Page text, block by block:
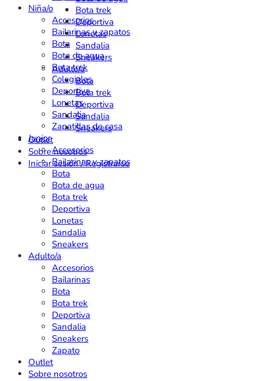
Niña/o
Accesorios
Bailarinas y zapatos
Bota
Bota de agua
Bota trek
Colegiales
Deportiva
Lonetas
Sandalia
Zapatillas de casa
Junior
Accesorios
Bailarinas y zapatos
Bota
Bota de agua
Bota trek
Deportiva
Lonetas
Sandalia
Sneakers
Adulto/a
Accesorios
Bailarinas
Bota
Bota trek
Deportiva
Sandalia
Sneakers
Zapato
Outlet
Sobre nosotros
Bota trek
Deportiva
Lonetas
Sandalia
Sneakers
Adulto/a
Bota
Bota trek
Deportiva
Sandalia
Sneakers
Outlet
Sobre nosotros
Iniciar sesión / Registrarse